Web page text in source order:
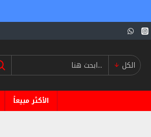
الكل
الأكثر مبيعاً